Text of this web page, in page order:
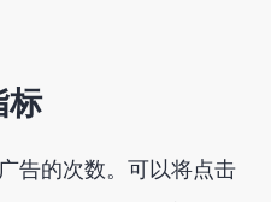
标
告的次数。可以将点击